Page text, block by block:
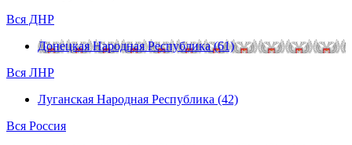
Вся ДНР
Донецкая Народная Республика (61)
Вся ЛНР
Луганская Народная Республика (42)
Вся Россия